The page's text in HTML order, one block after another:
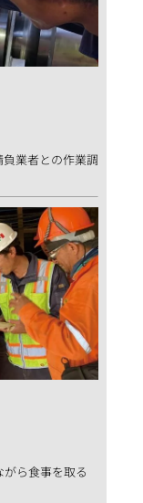
業者との作業調
ら食事を取る